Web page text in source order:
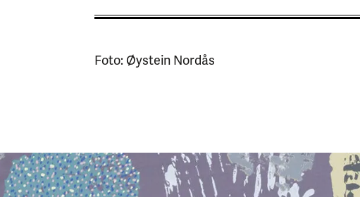
Foto: Øystein Nordås